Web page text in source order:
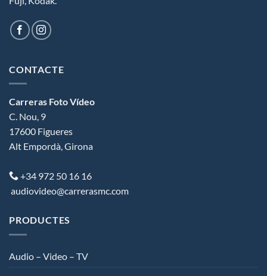
CONTACTE
Carreras Foto Vídeo
C. Nou, 9
17600 Figueres
Alt Empordà,Girona
+34 972 50 16 16
audiovideo@carrerasmc.com
PRODUCTES
Audio – Video – TV